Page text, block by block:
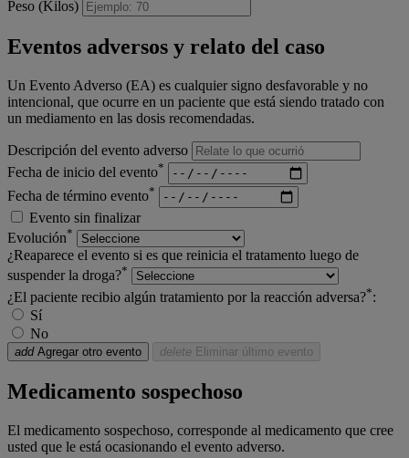
Peso (Kilos)
Eventos adversos y relato del caso
Un Evento Adverso (EA) es cualquier signo desfavorable y no
intencional, que ocurre en un paciente que está siendo tratado con
un mediamento en las dosis recomendadas.
Descripción del evento adverso
Fecha de inicio del evento*
Fecha de término evento*
Evento sin finalizar
Evolución*
¿Reaparece el evento si es que reinicia el tratamento luego de
suspender la droga?*
¿El paciente recibio algún tratamiento por la reacción adversa?*:
Sí
No
addAgregar otro evento delete Eliminar último evento
Medicamento sospechoso
El medicamento sospechoso, corresponde al medicamento que cree
usted que le está ocasionando el evento adverso.